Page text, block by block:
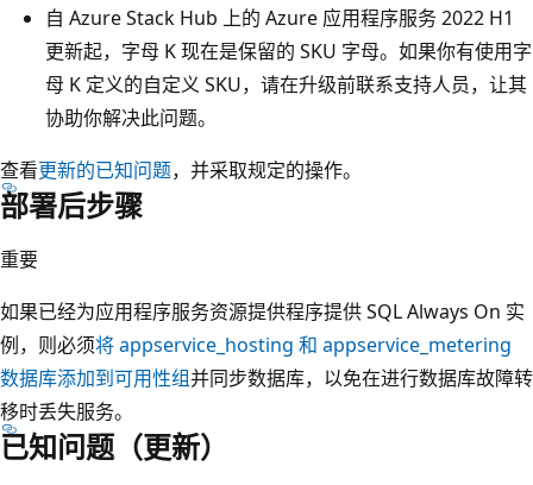
自 Azure Stack Hub 上的 Azure 应用程序服务 2022 H1
更新起，字母 K 现在是保留的 SKU 字母。如果你有使用字
母 K 定义的自定义 SKU，请在升级前联系支持人员，让其
协助你解决此问题。
查看更新的已知问题，并采取规定的操作。
部署后步骤
重要
如果已经为应用程序服务资源提供程序提供 SQL Always On 实
例，则必须将 appservice_hosting 和 appservice_metering
数据库添加到可用性组并同步数据库，以免在进行数据库故障转
移时丢失服务。
已知问题（更新）